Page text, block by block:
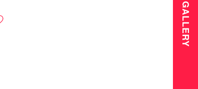
GALLERY